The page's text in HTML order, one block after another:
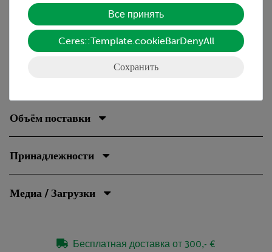
- Устойчивый, штабелируемый ящик для хранения с
вставкой из пенопласта
Объём поставки
Принадлежности
Медиа / Загрузки
Бесплатная доставка от 300,- €
Все принять
Ceres::Template.cookieBarDenyAll
Сохранить